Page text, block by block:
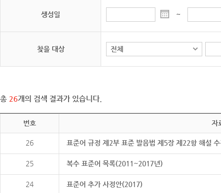
생성일 ~
찾을 대상
총 26개의 검색 결과가 있습니다.
번호 자
26 표준어 규정 제2부 표준 발음법 제5장 제22항 해설
25 복수 표준어 목록(2011~2017년)
24 표준어 추가 사정안(2017)